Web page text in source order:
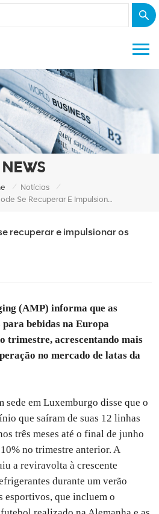
NEWS
/ Notícias
/
Bebida Europeia Pode Se Recuperar E Impulsionar Os Volumes Da AMP
recuperar e impulsionar os
(AMP) informa que as
para bebidas na Europa
trimestre, acrescentando mais
no mercado de latas da
sede em Luxemburgo disse que o
que saíram de suas 12 linhas
três meses até o final de junho
no trimestre anterior. A
a reviravolta à crescente
durante um verão
esportivos, que incluem o